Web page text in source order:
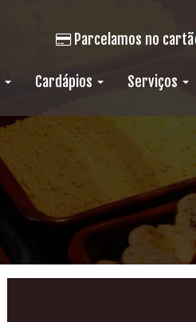
Cardápios Serviços
Parcelamos no